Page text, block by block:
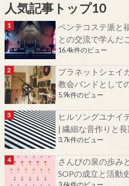
人気記事トップ10
ペンテコステ派と
との交流で学んだ
16.4k件のビュー
プラネットシェイ
教会バンドとして
5.9k件のビュー
ヒルソングユナイ
| 繊細な音作りと
3.7k件のビュー
さんびの泉の歩み
SOPの成立と活動